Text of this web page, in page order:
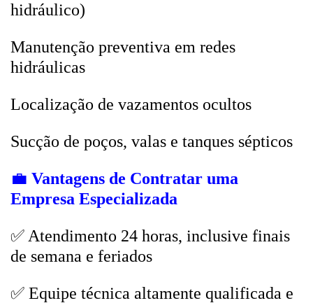
hidráulico)
Manutenção preventiva em redes
hidráulicas
Localização de vazamentos ocultos
Sucção de poços, valas e tanques sépticos
💼 Vantagens de Contratar uma
Empresa Especializada
✅ Atendimento 24 horas, inclusive finais
de semana e feriados
✅ Equipe técnica altamente qualificada e